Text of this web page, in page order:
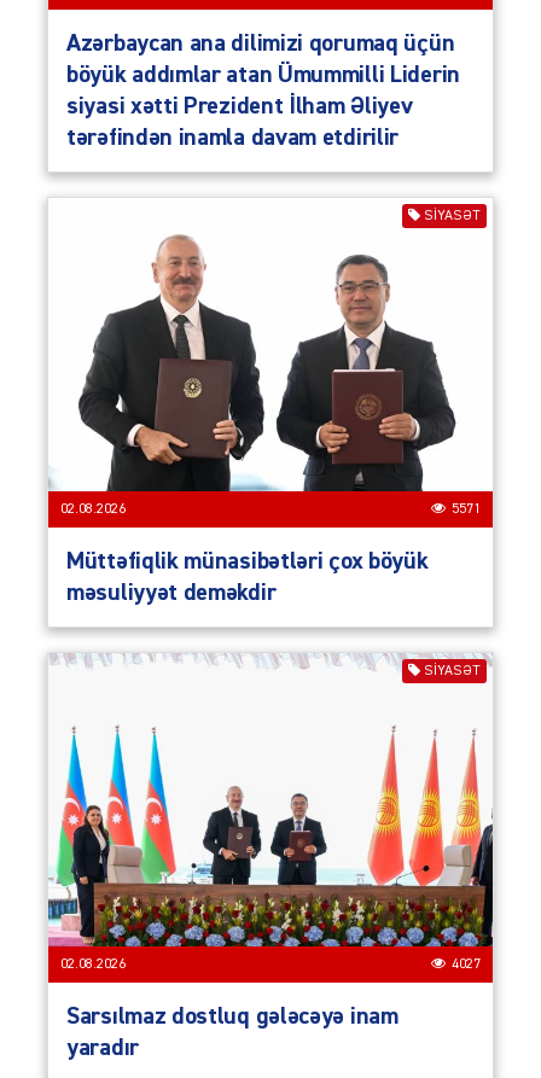
Azərbaycan ana dilimizi qorumaq üçün
böyük addımlar atan Ümummilli Liderin
siyasi xətti Prezident İlham Əliyev
tərəfindən inamla davam etdirilir
SIYASƏT
02.08.2026 5571
Müttəfiqlik münasibətləri çox böyük
məsuliyyət deməkdir
SIYASƏT
02.08.2026 4027
Sarsılmaz dostluq gələcəyə inam
yaradır